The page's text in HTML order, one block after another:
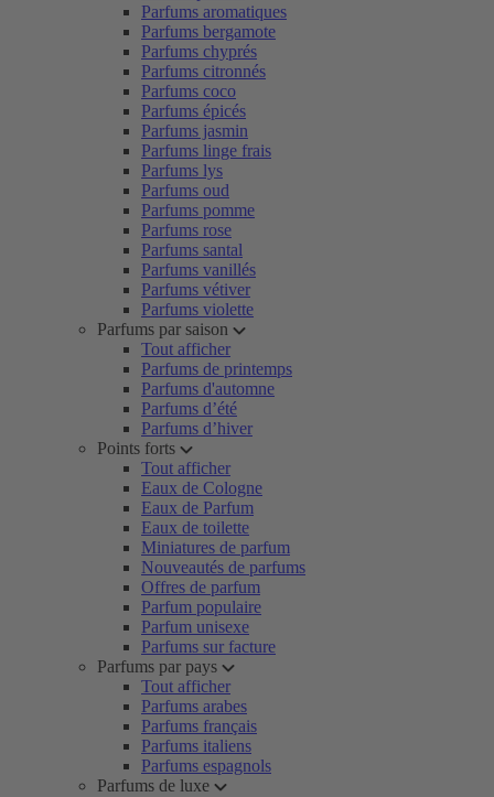
Parfums aromatiques
Parfums bergamote
Parfums chyprés
Parfums citronnés
Parfums coco
Parfums épicés
Parfums jasmin
Parfums linge frais
Parfums lys
Parfums oud
Parfums pomme
Parfums rose
Parfums santal
Parfums vanillés
Parfums vétiver
Parfums violette
Parfums par saison
Tout afficher
Parfums de printemps
Parfums d'automne
Parfums d’été
Parfums d’hiver
Points forts
Tout afficher
Eaux de Cologne
Eaux de Parfum
Eaux de toilette
Miniatures de parfum
Nouveautés de parfums
Offres de parfum
Parfum populaire
Parfum unisexe
Parfums sur facture
Parfums par pays
Tout afficher
Parfums arabes
Parfums français
Parfums italiens
Parfums espagnols
Parfums de luxe